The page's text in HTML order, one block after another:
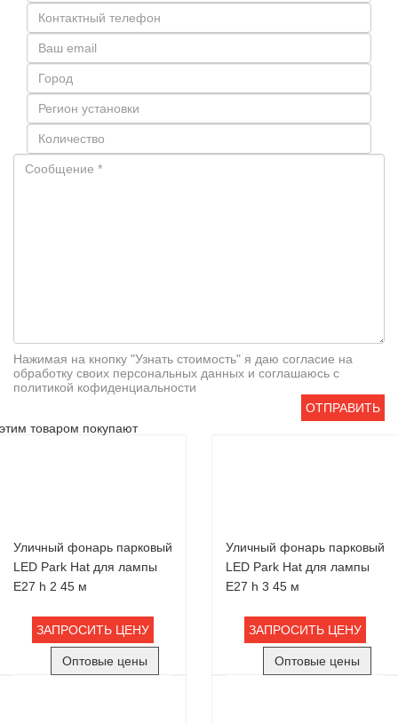
Нажимая на кнопку "Узнать стоимость" я даю согласие на
обработку своих персональных данных и соглашаюсь с
политикой кофиденциальности
ОТПРАВИТЬ
товаром покупают
Уличный фонарь парковый
LED Park Hat для лампы
Е27 h 2 45 м
ЗАПРОСИТЬ ЦЕНУ
Оптовые цены
Уличный фонарь парковый
LED Park Hat для лампы
Е27 h 3 45 м
ЗАПРОСИТЬ ЦЕНУ
Оптовые цены